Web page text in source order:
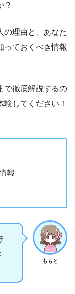
？
の理由と、あなた
っておくべき情報
で徹底解説するの
してください！
報
ももと